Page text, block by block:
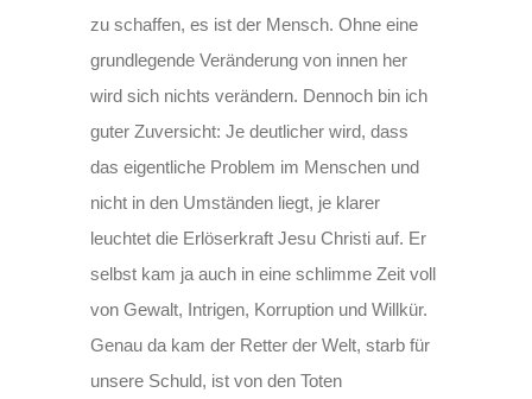
zu schaffen, es ist der Mensch. Ohne eine
grundlegende Veränderung von innen her
wird sich nichts verändern. Dennoch bin ich
guter Zuversicht: Je deutlicher wird, dass
das eigentliche Problem im Menschen und
nicht in den Umständen liegt, je klarer
leuchtet die Erlöserkraft Jesu Christi auf. Er
selbst kam ja auch in eine schlimme Zeit voll
von Gewalt, Intrigen, Korruption und Willkür.
Genau da kam der Retter der Welt, starb für
unsere Schuld, ist von den Toten